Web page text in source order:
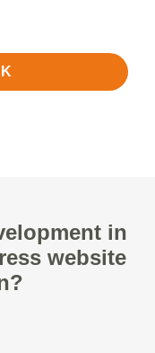
in
website